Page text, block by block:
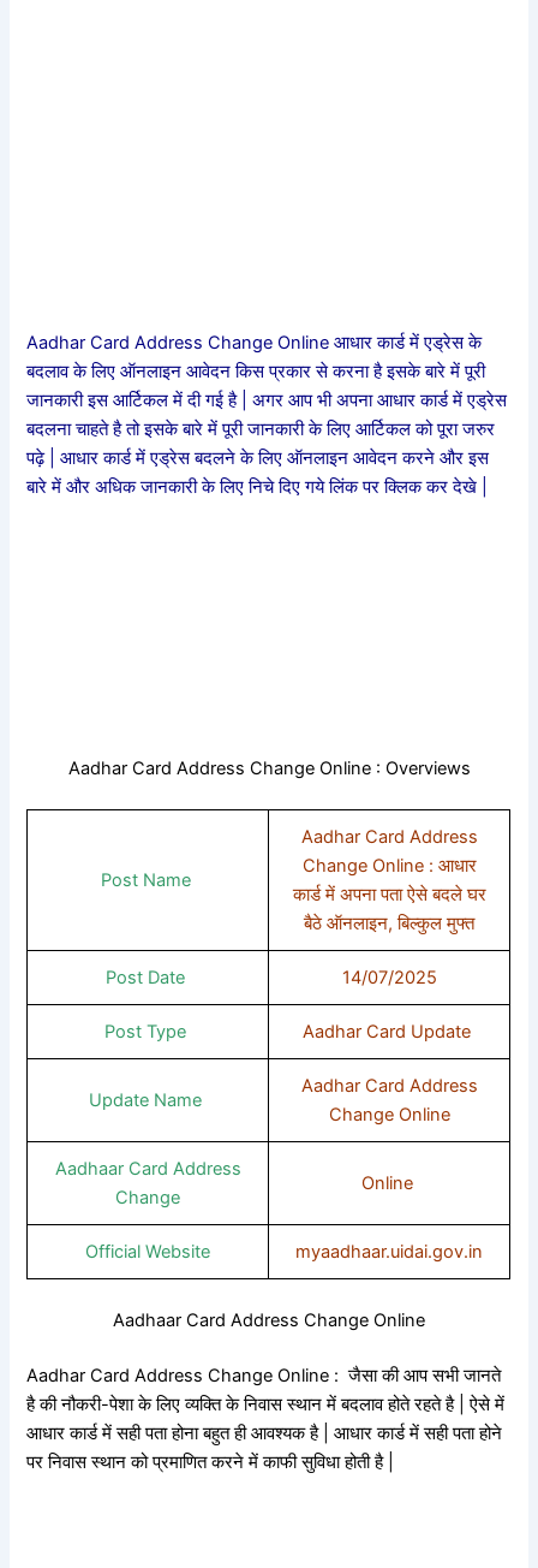
Aadhar Card Address Change Online आधार कार्ड में एड्रेस के
बदलाव के लिए ऑनलाइन आवेदन किस प्रकार से करना है इसके बारे में पूरी
जानकारी इस आर्टिकल में दी गई है | अगर आप भी अपना आधार कार्ड में एड्रेस
बदलना चाहते है तो इसके बारे में पूरी जानकारी के लिए आर्टिकल को पूरा जरुर
पढ़े | आधार कार्ड में एड्रेस बदलने के लिए ऑनलाइन आवेदन करने और इस
बारे में और अधिक जानकारी के लिए निचे दिए गये लिंक पर क्लिक कर देखे |
Aadhar Card Address Change Online : Overviews
Post Name
Aadhar Card Address
Change Online : आधार
कार्ड में अपना पता ऐसे बदले घर
बैठे ऑनलाइन, बिल्कुल मुफ्त
Post Date 14/07/2025
Post Type Aadhar Card Update
Update Name
Aadhar Card Address
Change Online
Aadhaar Card Address
Change
Online
Official Website myaadhaar.uidai.gov.in
Aadhaar Card Address Change Online
Aadhar Card Address Change Online : जैसा की आप सभी जानते
है की नौकरी-पेशा के लिए व्यक्ति के निवास स्थान में बदलाव होते रहते है | ऐसे में
आधार कार्ड में सही पता होना बहुत ही आवश्यक है | आधार कार्ड में सही पता होने
पर निवास स्थान को प्रमाणित करने में काफी सुविधा होती है |